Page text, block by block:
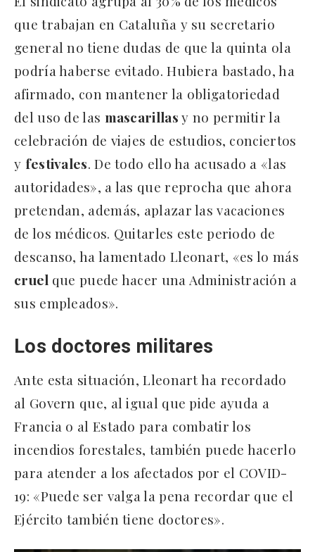
que trabajan en Cataluña y su secretario
general no tiene dudas de que la quinta ola
podría haberse evitado. Hubiera bastado, ha
afirmado, con mantener la obligatoriedad
del uso de las mascarillasy no permitir la
celebración de viajes de estudios, conciertos
y festivales. De todo ello ha acusado a «las
autoridades», a las que reprocha que ahora
pretendan, además, aplazar las vacaciones
de los médicos. Quitarles este periodo de
descanso, ha lamentado Lleonart, «es lo más
cruel que puede hacer una Administración a
sus empleados».
Los doctores militares
Ante esta situación, Lleonart ha recordado
al Govern que, al igual que pide ayuda a
Francia o al Estado para combatir los
incendios forestales, también puede hacerlo
para atender a los afectados por el COVID-
19: «Puede ser valga la pena recordar que el
Ejército también tiene doctores».